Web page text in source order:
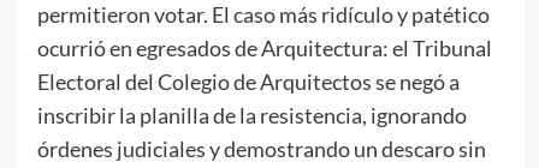
permitieron votar. El caso más ridículo y patético
ocurrió en egresados de Arquitectura: el Tribunal
Electoral del Colegio de Arquitectos se negó a
inscribir la planilla de la resistencia, ignorando
órdenes judiciales y demostrando un descaro sin